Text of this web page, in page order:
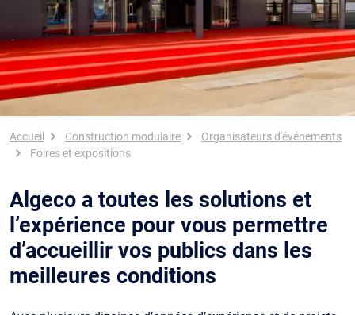
Fil d'Ariane
Accueil Construction modulaire
Organisateurs d'événements
Foires et expositions
Algeco a toutes les solutions et
l’expérience pour vous permettre
d’accueillir vos publics dans les
meilleures conditions